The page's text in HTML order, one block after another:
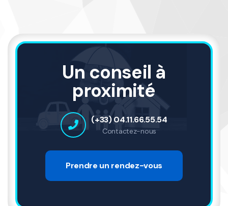
Un conseil à
proximité
(+33) 04.11.66.55.54
Contactez-nous
Prendre un rendez-vous